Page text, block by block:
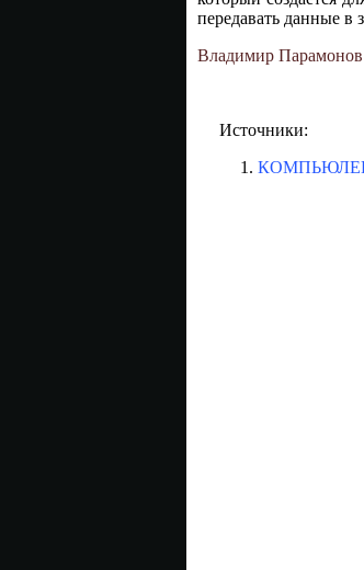
передавать данные в
Владимир Парамонов
Источники: